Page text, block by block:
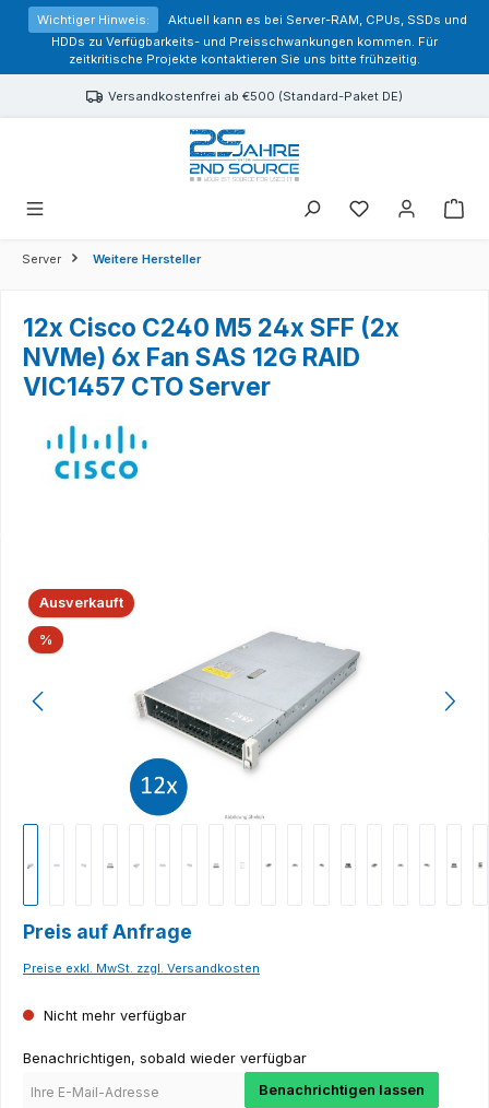
springen
Wichtiger Hinweis:
Aktuell kann es bei Server-RAM, CPUs, SSDs und
HDDs zu Verfügbarkeits- und Preisschwankungen kommen. Für
zeitkritische Projekte kontaktieren Sie uns bitte frühzeitig.
Versandkostenfrei ab €500 (Standard-Paket DE)
Sie haben 0
Server Weitere Hersteller
12x Cisco C240 M5 24x SFF (2x
NVMe) 6x Fan SAS 12G RAID
VIC1457 CTO Server
Bildergalerie überspringen
Ausverkauft
% Rabatt
Preis auf Anfrage
Preise exkl. MwSt. zzgl. Versandkosten
Nicht mehr verfügbar
Benachrichtigen, sobald wieder verfügbar
Benachrichtigen lassen